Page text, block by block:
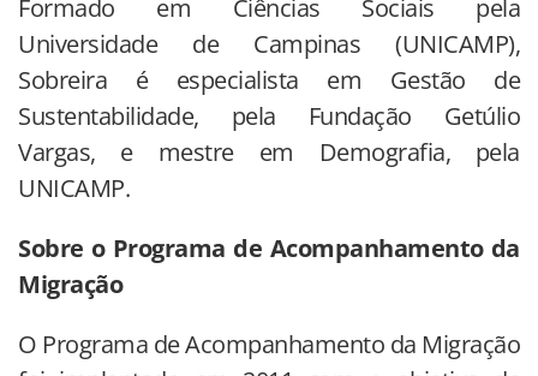
Formado em Ciências Sociais pela
Universidade de Campinas (UNICAMP),
Sobreira é especialista em Gestão de
Sustentabilidade, pela Fundação Getúlio
Vargas, e mestre em Demografia, pela
UNICAMP.
Sobre o Programa de Acompanhamento da
Migração
O Programa de Acompanhamento da Migração